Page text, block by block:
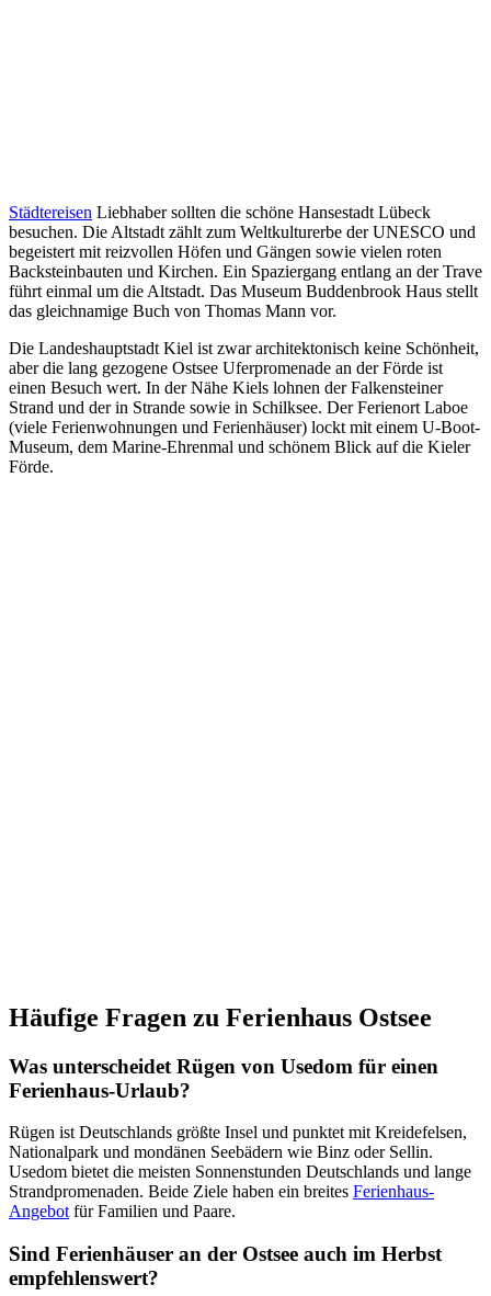
Städtereisen Liebhaber sollten die schöne Hansestadt Lübeck
besuchen. Die Altstadt zählt zum Weltkulturerbe der UNESCO und
begeistert mit reizvollen Höfen und Gängen sowie vielen roten
Backsteinbauten und Kirchen. Ein Spaziergang entlang an der Trave
führt einmal um die Altstadt. Das Museum Buddenbrook Haus stellt
das gleichnamige Buch von Thomas Mann vor.
Die Landeshauptstadt Kiel ist zwar architektonisch keine Schönheit,
aber die lang gezogene Ostsee Uferpromenade an der Förde ist
einen Besuch wert. In der Nähe Kiels lohnen der Falkensteiner
Strand und der in Strande sowie in Schilksee. Der Ferienort Laboe
(viele Ferienwohnungen und Ferienhäuser) lockt mit einem U-Boot-
Museum, dem Marine-Ehrenmal und schönem Blick auf die Kieler
Förde.
Häufige Fragen zu Ferienhaus Ostsee
Was unterscheidet Rügen von Usedom für einen
Ferienhaus-Urlaub?
Rügen ist Deutschlands größte Insel und punktet mit Kreidefelsen,
Nationalpark und mondänen Seebädern wie Binz oder Sellin.
Usedom bietet die meisten Sonnenstunden Deutschlands und lange
Strandpromenaden. Beide Ziele haben ein breites Ferienhaus-
Angebot für Familien und Paare.
Sind Ferienhäuser an der Ostsee auch im Herbst
empfehlenswert?